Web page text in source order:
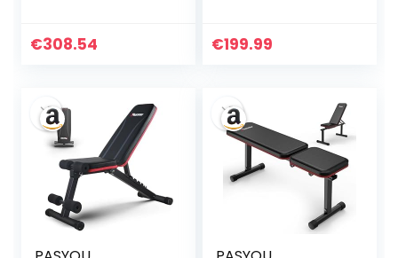
Einfache NO
€308.54
Schrägbank &
Ganzkörpertrainin
g | MD80, Folding
Flach Einstellbar
Bauch
€199.99